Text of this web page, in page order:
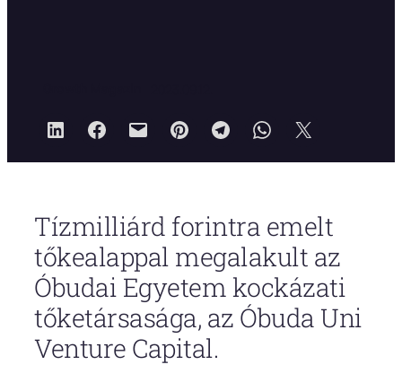
Tízmilliárd forintra emelt
tőkealappal megalakult az
Óbudai Egyetem kockázati
tőketársasága, az Óbuda Uni
Venture Capital.